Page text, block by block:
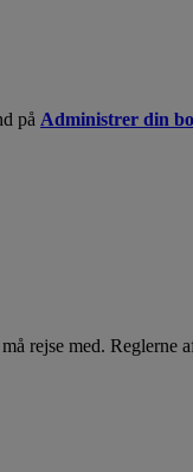
på Administrer din
rejse med. Reglerne